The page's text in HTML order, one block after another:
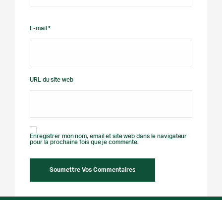
E-mail *
URL du site web
Enregistrer mon nom, email et site web dans le navigateur
pour la prochaine fois que je commente.